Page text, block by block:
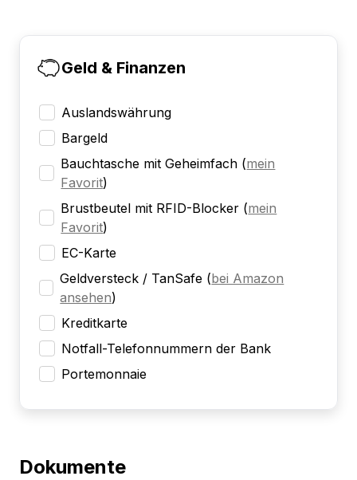
Geld & Finanzen
Auslandswährung
Bargeld
Bauchtasche mit Geheimfach (mein
Favorit)
Brustbeutel mit RFID-Blocker (mein
Favorit)
EC-Karte
Geldversteck / TanSafe (bei Amazon
ansehen)
Kreditkarte
Notfall-Telefonnummern der Bank
Portemonnaie
Dokumente